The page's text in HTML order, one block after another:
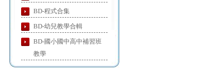
BD-程式合集
BD-幼兒教學合輯
BD-國小國中高中補習班
教學